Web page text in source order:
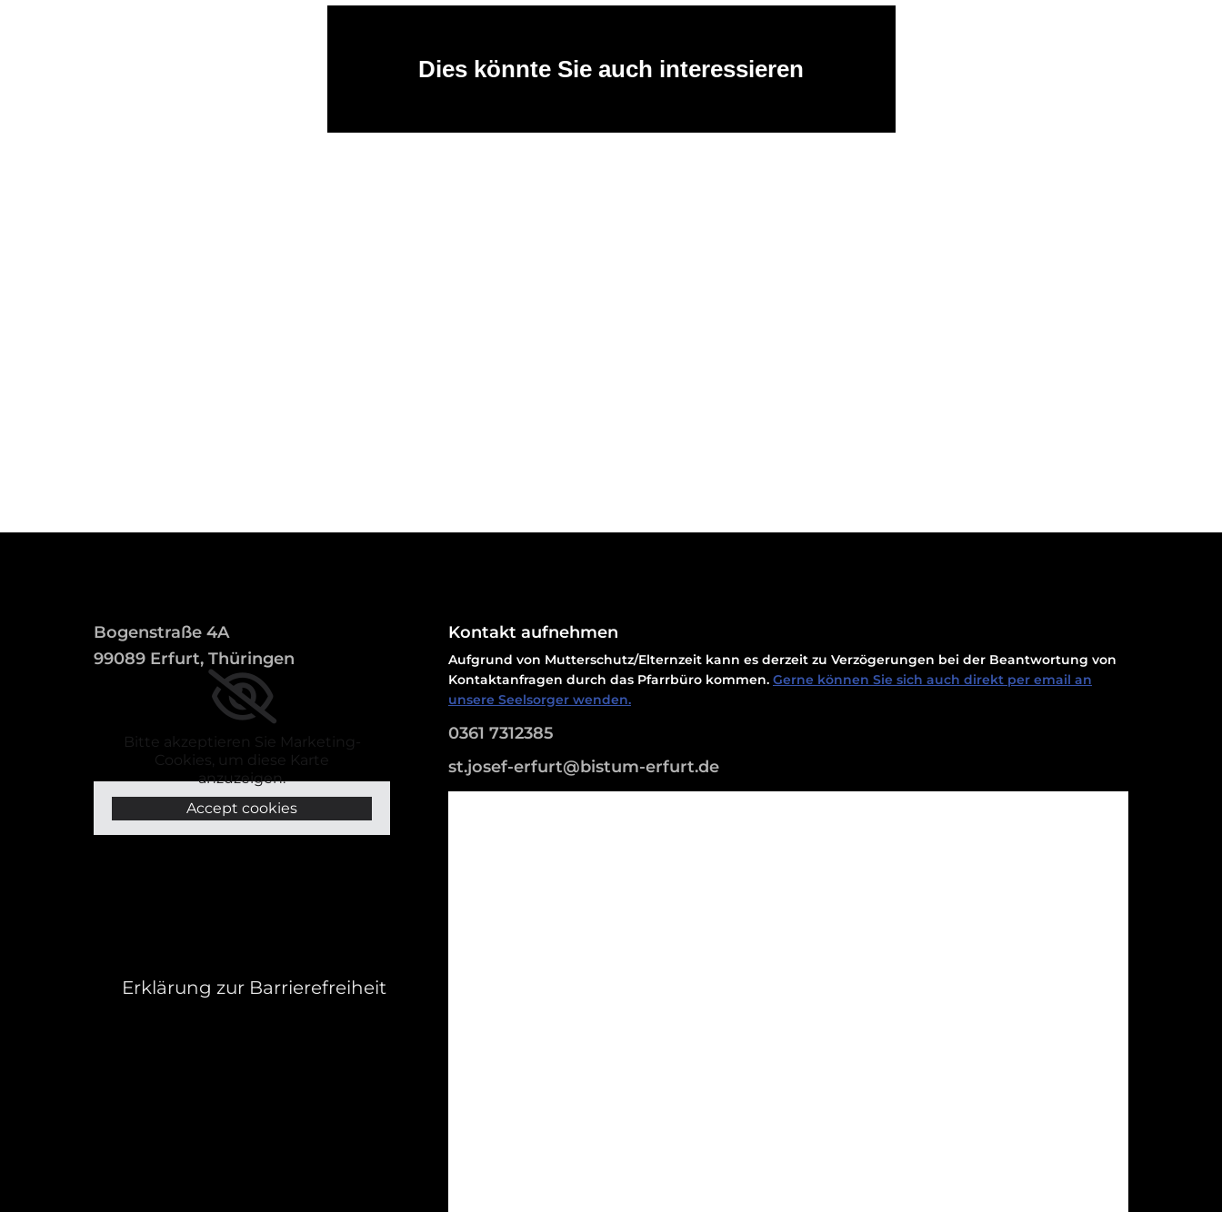
Dies könnte Sie auch interessieren
Bogenstraße 4A
99089 Erfurt, Thüringen
Bitte akzeptieren Sie Marketing-
Cookies, um diese Karte
anzuzeigen.
Accept cookies
Erklärung zur Barrierefreiheit
Kontakt aufnehmen
Aufgrund von Mutterschutz/Elternzeit kann es derzeit zu Verzögerungen bei der Beantwortung von
Kontaktanfragen durch das Pfarrbüro kommen. Gerne können Sie sich auch direkt per email an
unsere Seelsorger wenden.
0361 7312385
st.josef-erfurt@bistum-erfurt.de